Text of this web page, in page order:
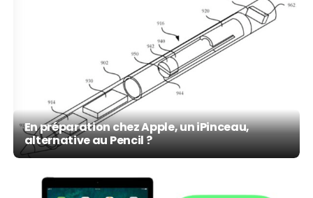
En préparation chez Apple, un iPinceau,
alternative au Pencil ?